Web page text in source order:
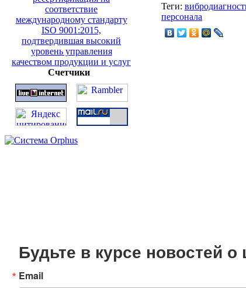
Счетчики
Теги:
персонала
Будьте в курсе новостей
Email